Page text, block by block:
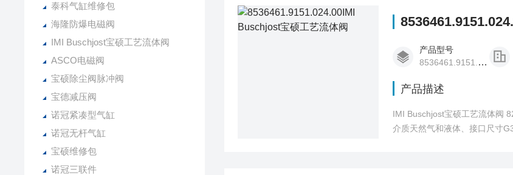
泰科气缸维修包
海隆防爆电磁阀
IMI Buschjost宝硕工艺流体阀
ASCO电磁阀
宝硕除尘阀脉冲阀
宝德减压阀
诺冠紧凑型气缸
诺冠无杆气缸
宝硕维修包
诺冠三联件
产品型号
8536461.9151.024.00
产品描述
IMI Buschjost宝硕工艺流体阀
介质天然气和液体、接口尺寸